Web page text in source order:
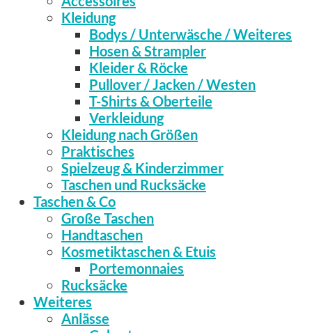
Kleidung
Bodys / Unterwäsche / Weiteres
Hosen & Strampler
Kleider & Röcke
Pullover / Jacken / Westen
T-Shirts & Oberteile
Verkleidung
Kleidung nach Größen
Praktisches
Spielzeug & Kinderzimmer
Taschen und Rucksäcke
Taschen & Co
Große Taschen
Handtaschen
Kosmetiktaschen & Etuis
Portemonnaies
Rucksäcke
Weiteres
Anlässe